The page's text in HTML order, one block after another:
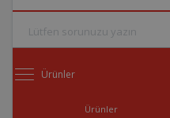
Ürünler
Ürünler